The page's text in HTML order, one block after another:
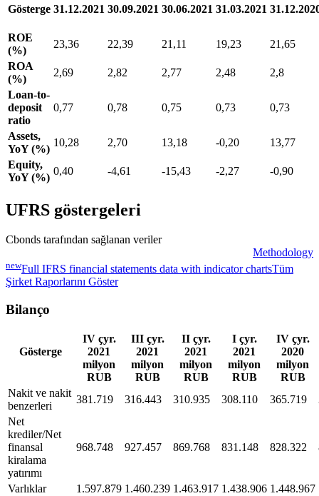
Gösterge 31.12.2021 30.09.2021 30.06.2021 31.03.2021
ROE
(%)
23,36 22,39 21,11 19,23
21,65
ROA
(%)
2,69 2,82 2,77 2,48
2,8
Loan-to-
deposit
ratio
0,77 0,78 0,75 0,73 0,73
Assets,
YoY (%)
10,28 2,70 13,18 -0,20
13,77
Equity,
YoY (%)
0,40 -4,61 -15,43 -2,27 -0,90
UFRS göstergeleri
Cbonds tarafından sağlanan veriler
Methodology
newFull IFRS financial statements data with indicator chartsTüm
Şirket Raporlarını Göster
Bilanço
Gösterge
IV çyr.
2021
milyon
RUB
III çyr.
2021
milyon
RUB
II çyr.
2021
milyon
RUB
I çyr.
2021
milyon
RUB
IV çyr.
2020
milyon
RUB
Nakit ve nakit
benzerleri
381.719 316.443 310.935 308.110 365.719
Net
krediler/Net
finansal
kiralama
yatırımı
968.748 927.457 869.768 831.148 828.322
Varlıklar 1.597.879 1.460.239 1.463.917 1.438.906 1.448.967